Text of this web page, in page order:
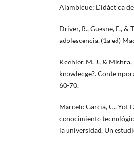
Alambique: Didáctica
Driver, R., Guesne, E.,
adolescencia. (1a ed)
Koehler, M. J., &
knowledge?.
60-70.
Marcelo García, C., Yot
conocimiento
la universidad. Un